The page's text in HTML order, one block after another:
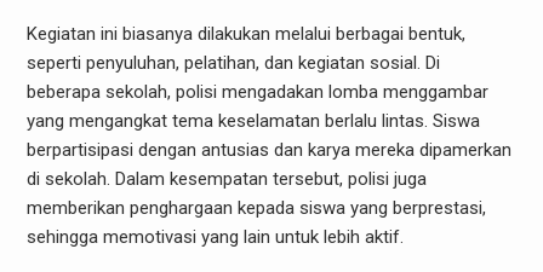
Kegiatan ini biasanya dilakukan melalui berbagai bentuk,
seperti penyuluhan, pelatihan, dan kegiatan sosial. Di
beberapa sekolah, polisi mengadakan lomba menggambar
yang mengangkat tema keselamatan berlalu lintas. Siswa
berpartisipasi dengan antusias dan karya mereka dipamerkan
di sekolah. Dalam kesempatan tersebut, polisi juga
memberikan penghargaan kepada siswa yang berprestasi,
sehingga memotivasi yang lain untuk lebih aktif.